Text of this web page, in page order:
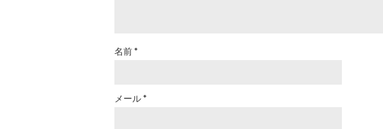
名前*
メール*